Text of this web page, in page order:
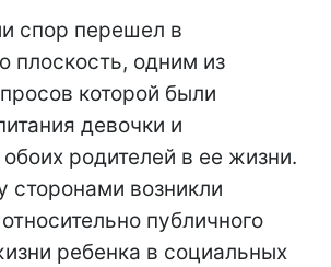
спор перешел в
плоскость, одним из
которой были
девочки и
родителей в ее жизни.
возникли
публичного
ребенка в социальных